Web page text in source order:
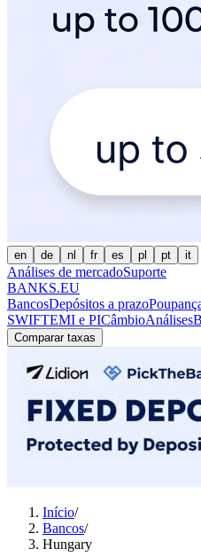
en de nl fr es pl pt it
Análises de mercadoSuporte
BANKS.EU
BancosDepósitos a prazo
SWIFTEMI e PICâmbioAnálises
Comparar taxas
Início/
Bancos/
Hungary